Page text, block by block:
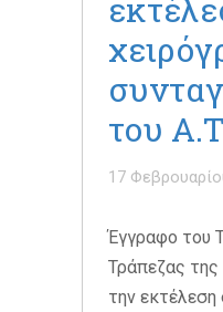
του
17
Έγγραφο του
Τράπεζας
την